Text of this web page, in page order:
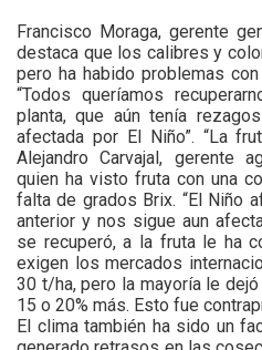
Francisco Moraga, gerente
destaca que los calibres y
pero ha habido problemas
“Todos queríamos
planta, que aún tenía
afectada por El Niño”. “La
Alejandro Carvajal, gerente
quien ha visto fruta con una
falta de grados Brix. “El Niño
anterior y nos sigue aun
se recuperó, a la fruta le ha
exigen los mercados
30 t/ha, pero la mayoría le
15 o 20% más. Esto fue
El clima también ha sido un